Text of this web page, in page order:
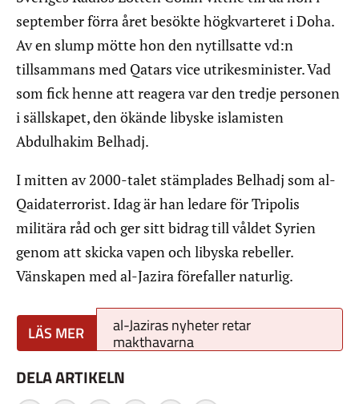
september förra året besökte högkvarteret i Doha.
Av en slump mötte hon den nytillsatte vd:n
tillsammans med Qatars vice utrikesminister. Vad
som fick henne att reagera var den tredje personen
i sällskapet, den ökände libyske islamisten
Abdulhakim Belhadj.
I mitten av 2000-talet stämplades Belhadj som al-
Qaidaterrorist. Idag är han ledare för Tripolis
militära råd och ger sitt bidrag till våldet Syrien
genom att skicka vapen och libyska rebeller.
Vänskapen med al-Jazira förefaller naturlig.
al-Jaziras nyheter retar
makthavarna
DELA ARTIKELN